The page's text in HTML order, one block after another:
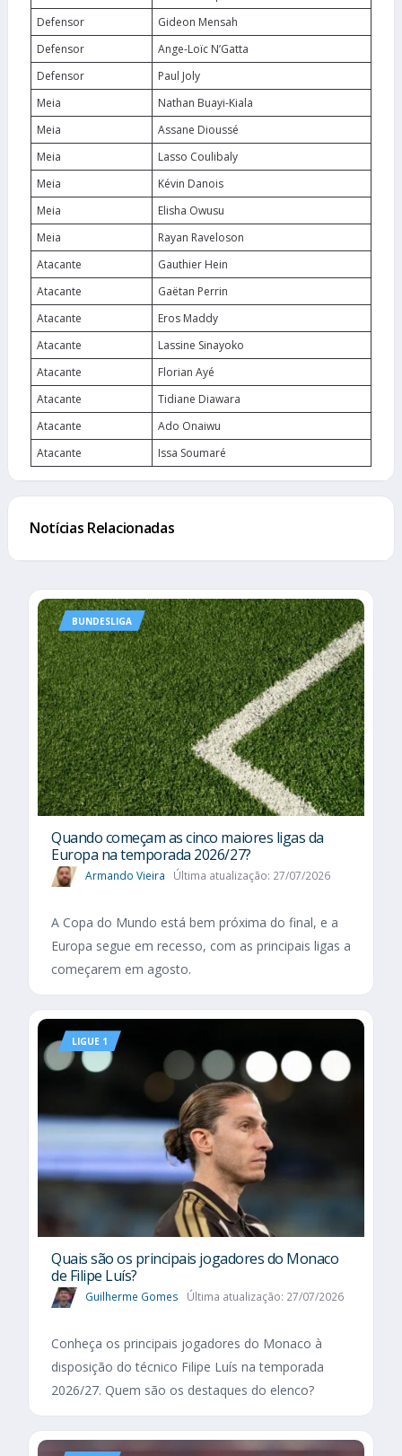
Defensor
Gideon Mensah
Defensor
Ange-Loïc N’Gatta
Defensor
Paul Joly
Meia
Nathan Buayi-Kiala
Meia
Assane Dioussé
Meia
Lasso Coulibaly
Meia
Kévin Danois
Meia
Elisha Owusu
Meia
Rayan Raveloson
Atacante
Gauthier Hein
Atacante
Gaëtan Perrin
Atacante
Eros Maddy
Atacante
Lassine Sinayoko
Atacante
Florian Ayé
Atacante
Tidiane Diawara
Atacante
Ado Onaiwu
Atacante
Issa Soumaré
Notícias Relacionadas
BUNDESLIGA
Quando começam as cinco maiores ligas da
Europa na temporada 2026/27?
Armando Vieira Última atualização: 27/07/2026
A Copa do Mundo está bem próxima do final, e a
Europa segue em recesso, com as principais ligas a
começarem em agosto.
LIGUE 1
Quais são os principais jogadores do Monaco
de Filipe Luís?
Guilherme Gomes Última atualização: 27/07/2026
Conheça os principais jogadores do Monaco à
disposição do técnico Filipe Luís na temporada
2026/27. Quem são os destaques do elenco?